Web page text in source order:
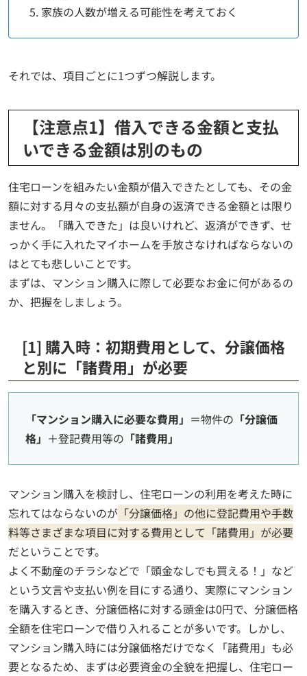
家族の人数が増える可能性を考えておく
それでは、項目ごとに1つずつ解説します。
【注意点1】借入できる金額と支払
いできる金額は別のもの
住宅ローンを組みたい金額が借入できたとしても、その金
額に対する月々の支払額が自身の返済できる金額とは限り
ません。「購入できた」は良いけれど、返済ができず、せ
っかく手に入れたマイホームを手放さなければならないの
はとても悲しいことです。
まずは、マンション購入に際して必要なお金に何があるの
か、把握をしましょう。
[1] 購入時：初期費用として、分譲価格
と別に「諸費用」が必要
「マンション購入に必要な費用」 ＝物件の 「分譲価
格」 ＋登記費用等の 「諸費用」
マンション購入を検討し、住宅ローンの利用を考えた時に
忘れてはならないのが 「分譲価格」の他に登記費用や手数
料等さまざまな項目に対する費用として「諸費用」が必要
だということです。
よく不動産のチラシなどで「頭金なしでも買える！」など
という文言や支払い例を目にする通り、実際にマンション
を購入するとき、分譲価格に対する頭金は0円で、分譲価格
全額を住宅ローンで借り入れることが多いです。しかし、
マンション購入時には分譲価格だけでなく「諸費用」も必
要となるため、まずは必要資金の全貌を把握し、住宅ロー